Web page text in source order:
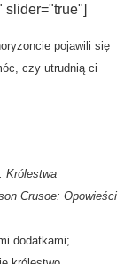
slider="true"]
pojawili się
czy utrudnią ci
Królestwa
Crusoe: Opowieści
dodatkami;